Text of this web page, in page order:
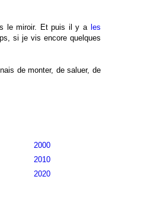
le miroir. Et puis il y a les
si je vis encore quelques
de monter, de saluer, de
2000
2010
2020